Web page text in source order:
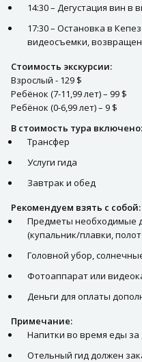
14:30 – Дегустация вин в
17:30 – Остановка в
видеосъемки,
Стоимость экскурсии:
Взрослый - 129 $
Ребёнок (7-11,99 лет) – 99 $
Ребёнок (0-6,99 лет) – 9 $
В стоимость тура включено:
Трансфер
Услуги гида
Завтрак и обед
Рекомендуем взять с собой:
Предметы необходимые
(купальник/плавки,
Головной убор,
Фотоаппарат или
Деньги для оплаты
Примечание:
Напитки во время еды
Отельный гид должен